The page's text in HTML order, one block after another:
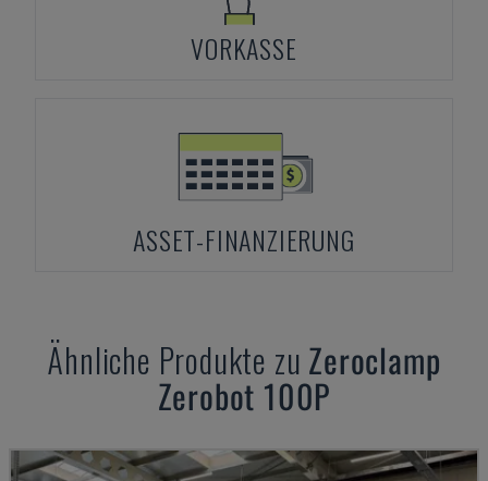
VORKASSE
ASSET-FINANZIERUNG
Ähnliche Produkte zu Zeroclamp
Zerobot 100P